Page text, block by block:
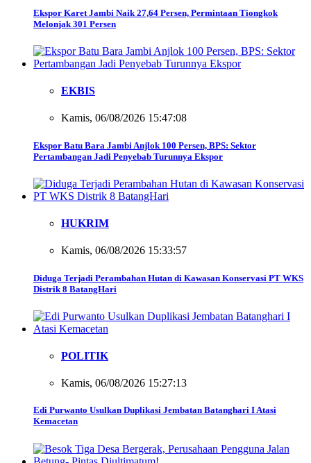
Ekspor Karet Jambi Naik 27,64 Persen, Permintaan Tiongkok
Melonjak 301 Persen
EKBIS
Kamis, 06/08/2026 15:47:08
Ekspor Batu Bara Jambi Anjlok 100 Persen, BPS: Sektor
Pertambangan Jadi Penyebab Turunnya Ekspor
HUKRIM
Kamis, 06/08/2026 15:33:57
Diduga Terjadi Perambahan Hutan di Kawasan Konservasi PT WKS
Distrik 8 BatangHari
POLITIK
Kamis, 06/08/2026 15:27:13
Edi Purwanto Usulkan Duplikasi Jembatan Batanghari I Atasi
Kemacetan